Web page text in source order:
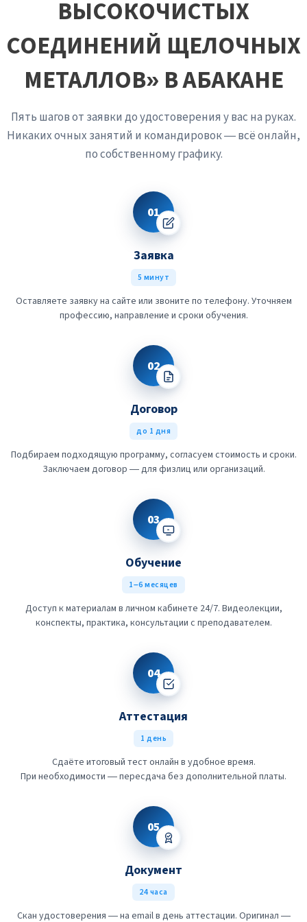
ВЫСОКОЧИСТЫХ
СОЕДИНЕНИЙ ЩЕЛОЧНЫХ
МЕТАЛЛОВ» В АБАКАНЕ
Пять шагов от заявки до удостоверения у вас на руках.
Никаких очных занятий и командировок — всё онлайн,
по собственному графику.
01
Заявка
5 минут
Оставляете заявку на сайте или звоните по телефону. Уточняем
профессию, направление и сроки обучения.
02
Договор
до 1 дня
Подбираем подходящую программу, согласуем стоимость и сроки.
Заключаем договор — для физлиц или организаций.
03
Обучение
1–6 месяцев
Доступ к материалам в личном кабинете 24/7. Видеолекции,
конспекты, практика, консультации с преподавателем.
04
Аттестация
1 день
Сдаёте итоговый тест онлайн в удобное время.
При необходимости — пересдача без дополнительной платы.
05
Документ
24 часа
Скан удостоверения — на email в день аттестации. Оригинал —